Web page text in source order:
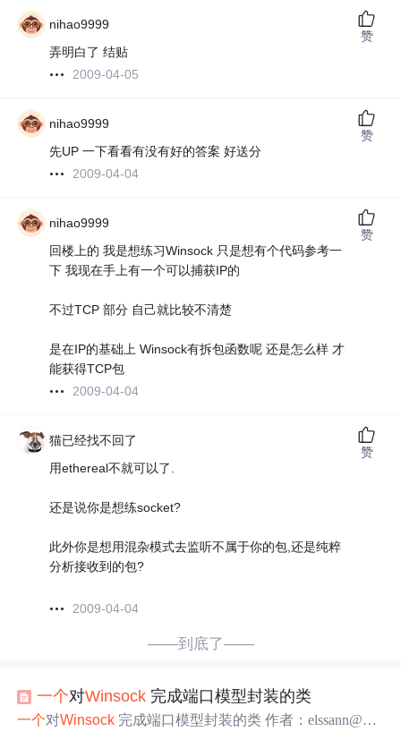
nihao9999
弄明白了 结贴
2009-04-05
赞
nihao9999
先UP 一下看看有没有好的答案 好送分
2009-04-04
赞
nihao9999
回楼上的 我是想练习Winsock 只是想有个代码参考一
下 我现在手上有一个可以捕获IP的
不过TCP 部分 自己就比较不清楚
是在IP的基础上 Winsock有拆包函数呢 还是怎么样 才
能获得TCP包
2009-04-04
赞
猫已经找不回了
用ethereal不就可以了.
还是说你是想练socket?
此外你是想用混杂模式去监听不属于你的包,还是纯粹
分析接收到的包?
2009-04-04
赞
——到底了——
一个对Winsock 完成端口模型封装的类
一个对Winsock 完成端口模型封装的类 作者：elssann@yah